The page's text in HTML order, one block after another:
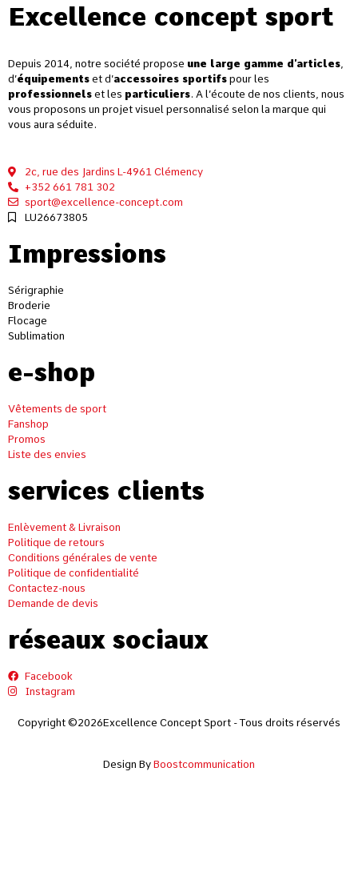
Excellence concept sport
Depuis 2014, notre société propose une large gamme d’articles,
d’équipements et d’accessoires sportifs pour les
professionnels et les particuliers. A l’écoute de nos clients, nous
vous proposons un projet visuel personnalisé selon la marque qui
vous aura séduite.
2c, rue des Jardins L-4961 Clémency
+352 661 781 302
sport@excellence-concept.com
LU26673805
Impressions
Sérigraphie
Broderie
Flocage
Sublimation
e-shop
Vêtements de sport
Fanshop
Promos
Liste des envies
services clients
Enlèvement & Livraison
Politique de retours
Conditions générales de vente
Politique de confidentialité
Contactez-nous
Demande de devis
réseaux sociaux
Facebook
Instagram
Copyright ©2026Excellence Concept Sport - Tous droits réservés
Design By Boostcommunication